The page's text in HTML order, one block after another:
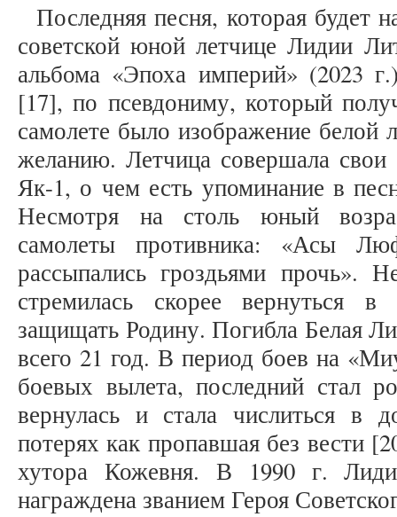
Последняя песня, которая будет
советской юной летчице Лидии
альбома «Эпоха империй» (2023
[17], по псевдониму, который
самолете было изображение белой
желанию. Летчица совершала
Як-1, о чем есть упоминание в
Несмотря на столь юный
самолеты противника: «Асы
рассыпались гроздьями прочь».
стремилась скорее вернуться
защищать Родину. Погибла Белая
всего 21 год. В период боев на
боевых вылета, последний стал
вернулась и стала числиться в
потерях как пропавшая без вести
хутора Кожевня. В 1990 г.
награждена званием Героя